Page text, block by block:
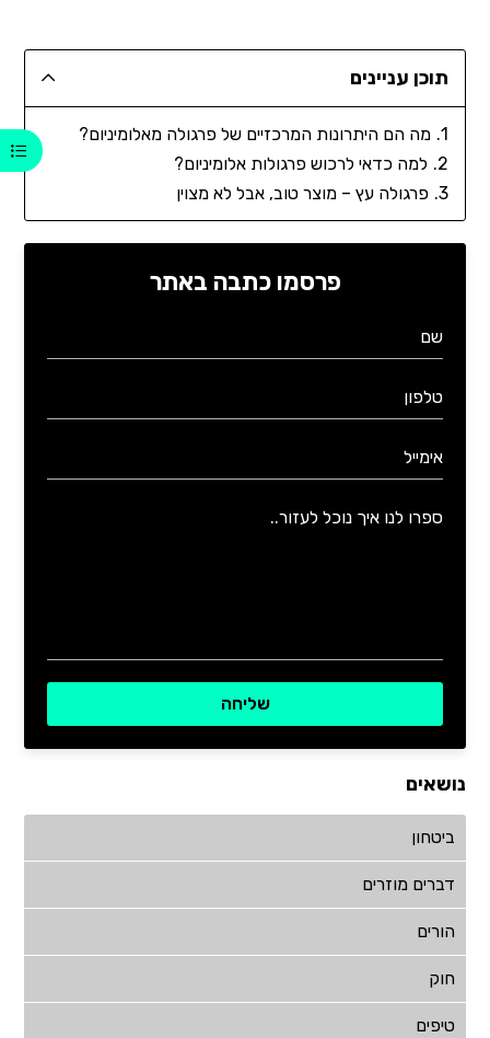
תוכן עניינים
מה הם היתרונות המרכזיים של פרגולה מאלומיניום?
למה כדאי לרכוש פרגולות אלומיניום?
פרגולה עץ – מוצר טוב, אבל לא מצוין
פרסמו כתבה באתר
נושאים
ביטחון
דברים מוזרים
הורים
חוק
טיפים